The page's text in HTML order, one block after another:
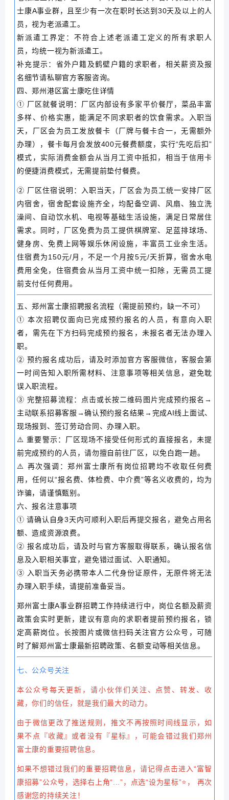
士康A事业群，且至少有一次在职时长达到30天及以上的人
员，视为老派遣工。
新派遣工界定：不符合上述老派遣工定义的所有求职人
员，均统一视为新派遣工。
补充提示：省外户籍及鹤壁户籍的求职者，相关薪资及报
名细节请私聊官方客服咨询。
四、郑州港区富士康吃住详情
① 厂区就餐说明：厂区内部设有多家平价餐厅，菜品丰富
多样、价格实惠，能满足不同求职者的饮食需求。入职当
天，厂区会为员工发放餐卡（厂牌与餐卡合一，无需额外
办理），餐卡每月会发放400元餐费额度，实行“先吃后扣”
模式，实际消费金额会从当月工资中抵扣，相当于信用卡
的便捷消费模式，无需提前垫付餐费。
② 厂区住宿说明：入职当天，厂区会为员工统一安排厂区
内宿舍，宿舍配套设施齐全，均配备空调、风扇、独立洗
澡间、自动饮水机、电视等基础生活设施，满足日常居住
需求。同时，厂区免费为员工提供棋牌室、足蓝排球场、
健身房、免费上网等娱乐休闲设施，丰富员工业余生活。
住宿费为150元/月，不足一个月按5元/天折算，宿舍水电
费用全免，住宿费会从当月工资中统一扣除，无需员工提
前支付任何费用。
五、郑州富士康招聘报名流程（需提前预约，缺一不可）
① 本次招聘仅面向已完成预约报名的人员，有意向入职
者，需先在下方扫码完成预约报名，未报名者无法办理入
职。
② 预约报名成功后，请及时添加官方客服微信，客服会第
一时间告知入职所需材料、注意事项等相关信息，避免耽
误入职流程。
③ 完整招募流程：点击或长按二维码图片完成预约报名→
主动联系招募客服→确认预约报名结果→完成AI线上面试、
现场报到、签订劳动合同、办理入职。
⚠️ 重要警示：厂区现场不接受任何形式的直接报名，未提
前完成预约的人员，请勿擅自前往厂区，以免白跑一趟。
⚠️ 再次强调：郑州富士康所有岗位招聘均不收取任何费
用，任何以“报名费、体检费、中介费”等名义收费的，均为
诈骗，请谨慎甄别。
六、报名注意事项
① 请确认自身3天内可顺利入职后再提交报名，避免占用名
额、造成资源浪费。
② 报名成功后，请及时与官方客服取得联系，确认报名信
息及入职相关事宜，避免错过面试、入职通知。
③ 入职当天务必携带本人二代身份证原件，无原件将无法
办理入职手续，请提前准备妥当。
郑州富士康A事业群招聘工作持续进行中，岗位名额及薪资
政策会实时更新，建议有意向的求职者提前预约报名，锁
定高薪岗位。长按图片或微信扫码关注官方公众号，可随
时了解郑州富士康最新招聘政策、名额变动等相关信息。
七、公众号关注
本公众号每天更新，请小伙伴们关注、点赞、转发、收
藏，你们的信任，就是我们最大的动力。
由于微信更改了推送规则，推文不再按照时间线显示，如
果不点『收藏』或者没有『星标』，可能会错过我们郑州
富士康的重要招聘信息。
如果不想错过我们的重要招聘信息，请记得点击进入“富智
康招募”公众号，选择右上角“...”，点选“设为星标”⭐，
再次
感谢您的持续关注！